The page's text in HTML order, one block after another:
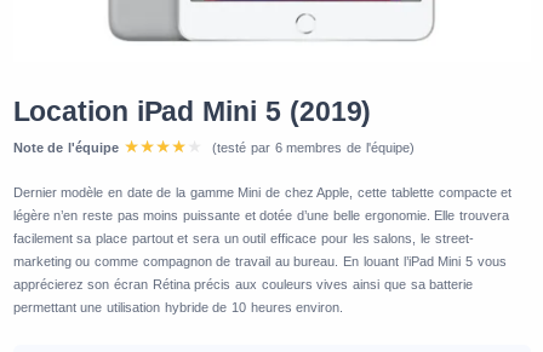
Location iPad Mini 5 (2019)
Note de l'équipe (testé par 6 membres de l'équipe)
Dernier modèle en date de la gamme Mini de chez Apple, cette tablette compacte et
légère n’en reste pas moins puissante et dotée d’une belle ergonomie. Elle trouvera
facilement sa place partout et sera un outil efficace pour les salons, le street-
marketing ou comme compagnon de travail au bureau. En louant l’iPad Mini 5 vous
apprécierez son écran Rétina précis aux couleurs vives ainsi que sa batterie
permettant une utilisation hybride de 10 heures environ.